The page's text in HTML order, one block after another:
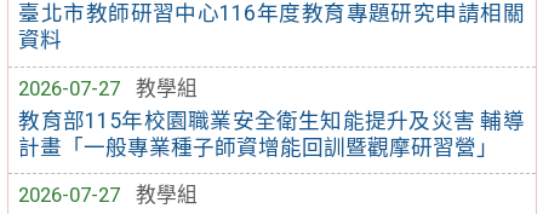
臺北市教師研習中心116年度教育專題研究申請相關
資料
2026-07-27
教學組
教育部115年校園職業安全衛生知能提升及災害 輔導
計畫「一般專業種子師資增能回訓暨觀摩研習營」
2026-07-27
教學組